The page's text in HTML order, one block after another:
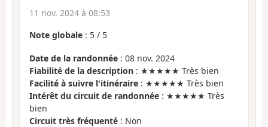
11 nov. 2024 à 08:53
Note globale : 5 / 5
Date de la randonnée : 08 nov. 2024
Fiabilité de la description : ★★★★★ Très bien
Facilité à suivre l'itinéraire : ★★★★★ Très bien
Intérêt du circuit de randonnée : ★★★★★ Très
bien
Circuit très fréquenté : Non